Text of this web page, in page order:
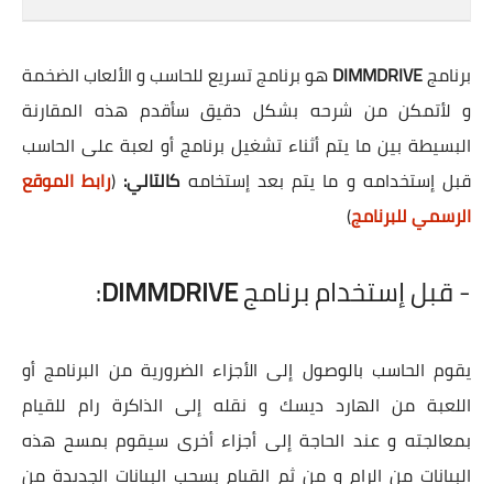
برنامجDIMMDRIVEهو برنامج تسريع للحاسب و الألعاب الضخمة
و لأتمكن من شرحه بشكل دقيق سأقدم هذه المقارنة
البسيطة بين ما يتم أثناء تشغيل برنامج أو لعبة على الحاسب
قبل إستخدامه و ما يتم بعد إستخامه كالتالي: (رابط الموقع
الرسمي للبرنامج)
- قبل إستخدام برنامجDIMMDRIVE
:
يقوم الحاسب بالوصول إلى الأجزاء الضرورية من البرنامج أو
اللعبة من الهارد ديسك و نقله إلى الذاكرة رام للقيام
بمعالجته و عند الحاجة إلى أجزاء أخرى سيقوم بمسح هذه
البيانات من الرام و من ثم القيام بسحب البيانات الجديدة من